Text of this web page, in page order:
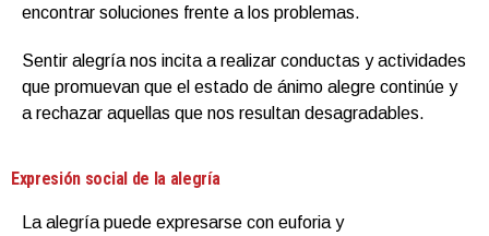
encontrar soluciones frente a los problemas.
Sentir alegría nos incita a realizar conductas y actividades
que promuevan que el estado de ánimo alegre continúe y
a rechazar aquellas que nos resultan desagradables.
Expresión social de la alegría
La alegría puede expresarse con euforia y